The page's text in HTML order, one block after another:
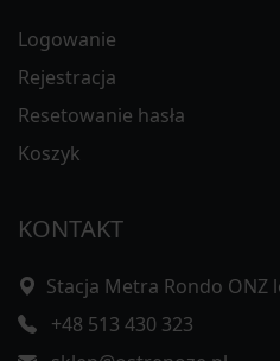
Logowanie
Rejestracja
Resetowanie hasła
Koszyk
KONTAKT
Stacja Metra Rondo ONZ
+48 513 430 323